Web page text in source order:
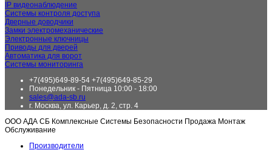
IP видеонаблюдение
Системы контроля доступа
Дверные доводчики
Замки электромеханические
Электронные ключницы
Приводы для дверей
Автоматика для ворот
Системы мониторинга
+7(495)649-89-54 +7(495)649-85-29
Понедельник - Пятница 10:00 - 18:00
sales@ada-sb.ru
г. Москва, ул. Карьер, д. 2, стр. 4
ООО АДА СБ Комплексные Системы Безопасности Продажа Монтаж
Обслуживание
Производители